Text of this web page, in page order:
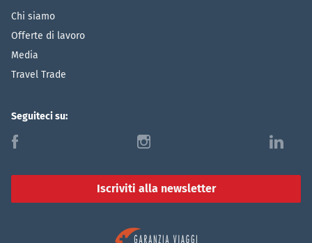
Chi siamo
Offerte di lavoro
Media
Travel Trade
Seguiteci su:
f i l
Iscriviti alla newsletter